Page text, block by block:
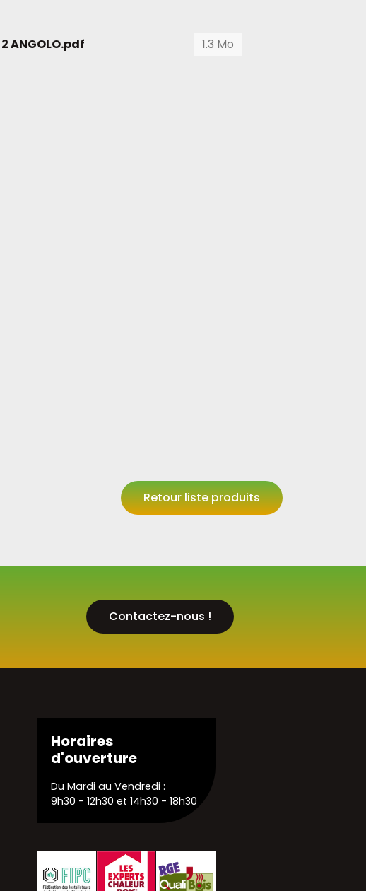
ANGOLO.pdf
1.3 Mo
Retour liste produits
Contactez-nous !
Horaires
d'ouverture
Du Mardi au Vendredi :
9h30 - 12h30 et 14h30 - 18h30